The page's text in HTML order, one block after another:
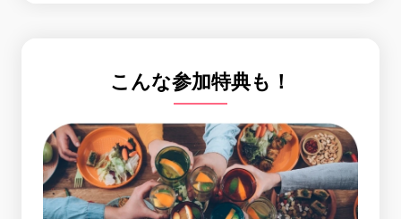
こんな参加特典も！